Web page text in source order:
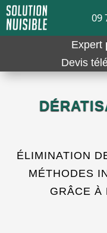
Expert
Devis
ÉLIMINATION
MÉTHODES
GRÂCE À
09